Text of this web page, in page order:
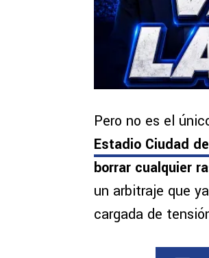
Pero no es el
Estadio Ciudad
borrar cualquier
un arbitraje que
cargada de